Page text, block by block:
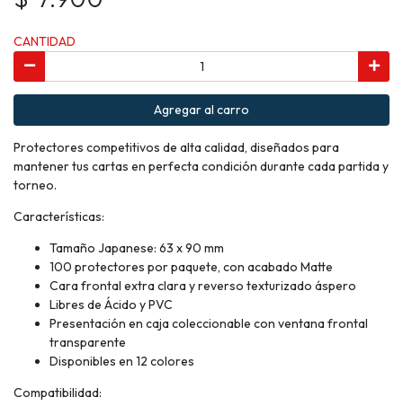
CANTIDAD
Agregar al carro
Protectores competitivos de alta calidad, diseñados para
mantener tus cartas en perfecta condición durante cada partida y
torneo.
Características:
Tamaño Japanese: 63 x 90 mm
100 protectores por paquete, con acabado Matte
Cara frontal extra clara y reverso texturizado áspero
Libres de Ácido y PVC
Presentación en caja coleccionable con ventana frontal
transparente
Disponibles en 12 colores
Compatibilidad: